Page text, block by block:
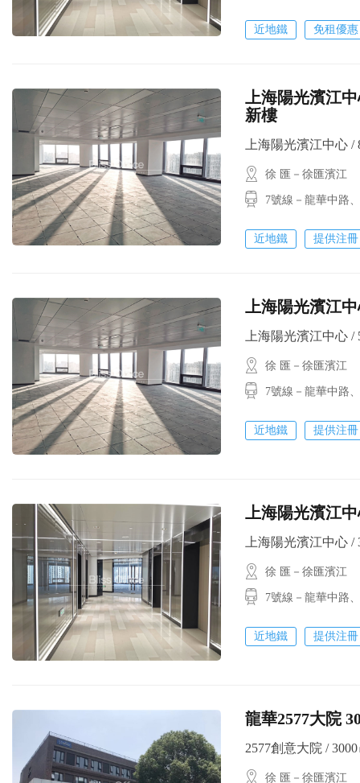
近地鐵 免租優惠
上海陽光濱江
新樓
上海陽光濱江中心 /
徐 匯－徐匯濱江
7號線－龍華中路
近地鐵 提供注冊
上海陽光濱江
上海陽光濱江中心 /
徐 匯－徐匯濱江
7號線－龍華中路
近地鐵 提供注冊
上海陽光濱江
上海陽光濱江中心 /
徐 匯－徐匯濱江
7號線－龍華中路
近地鐵 提供注冊
龍華2577大院
2577創意大院 /
徐 匯－徐匯濱江